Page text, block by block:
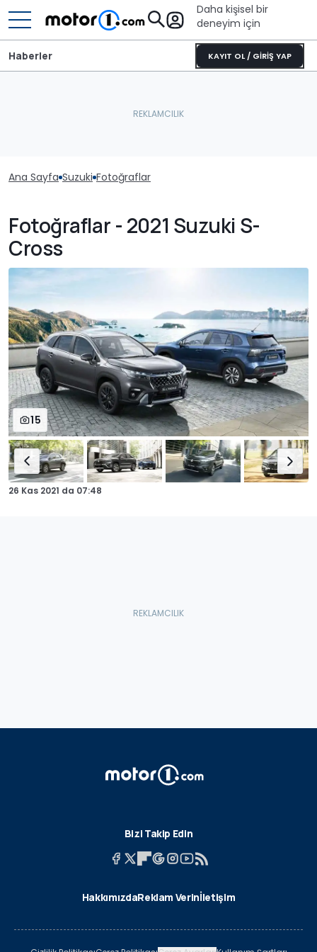
Daha kişisel bir
deneyim için
KAYIT OL / GİRİŞ YAP
Haberler
Ana Sayfa Suzuki Fotoğraflar
Fotoğraflar - 2021 Suzuki S-
Cross
15
26 Kas 2021 da 07:48
Bizi Takip Edin
HakkımızdaReklam Verinİletişim